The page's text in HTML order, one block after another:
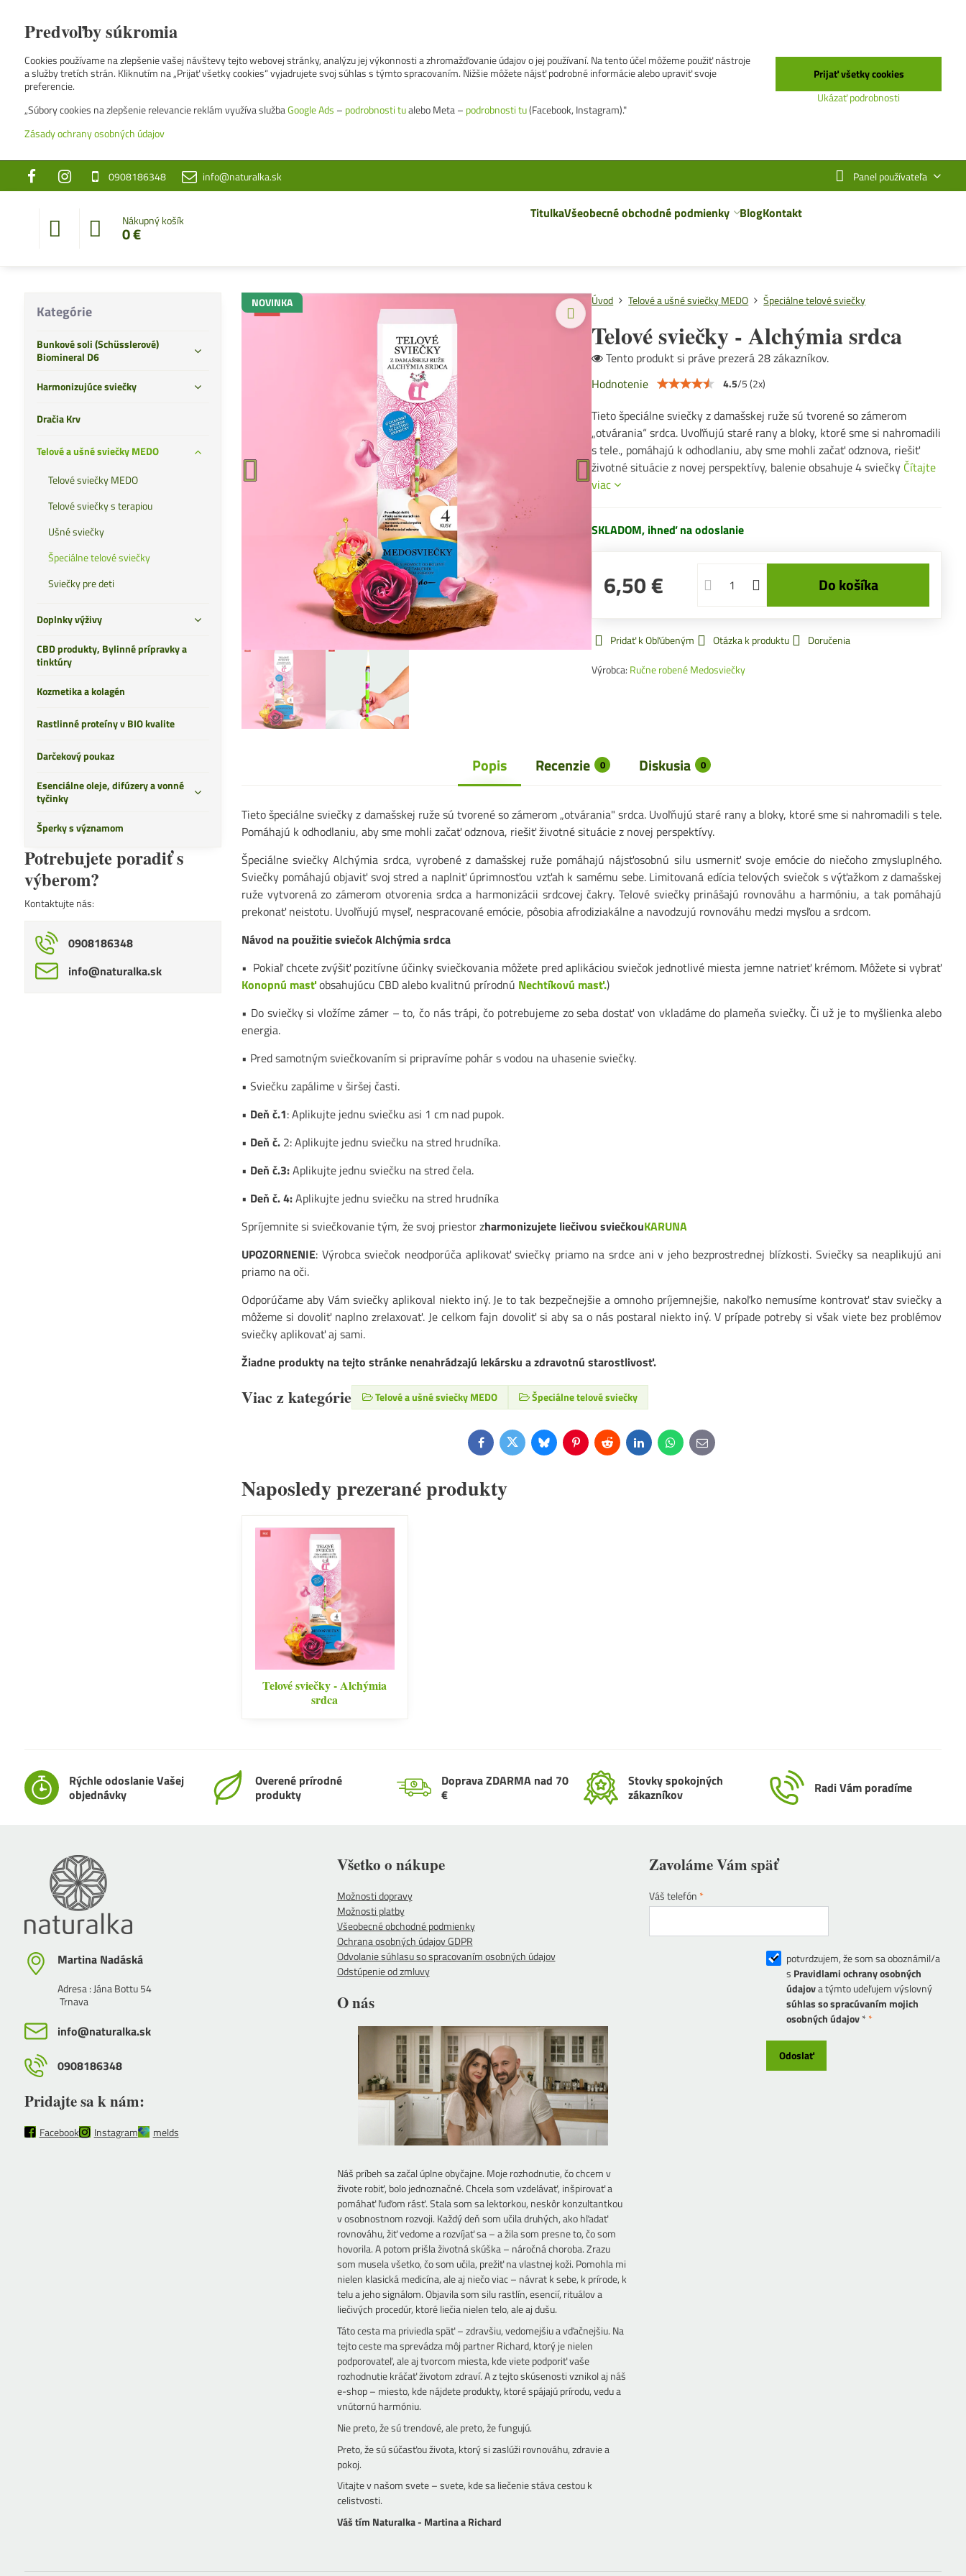
0908186348 info@naturalka.sk Panel používateľa
Nákupný košík
0 €
TitulkaVšeobecné obchodné podmienky BlogKontakt
NOVINKA Úvod Telové a ušné sviečky MEDO Špeciálne telové sviečky
Telové sviečky - Alchýmia srdca
Tento produkt si práve prezerá 28 zákazníkov.
Hodnotenie
4.5/5(2x)
Tieto špeciálne sviečky z damašskej ruže sú tvorené so zámerom
„otvárania“ srdca. Uvoľňujú staré rany a bloky, ktoré sme si nahromadili
s tele., pomáhajú k odhodlaniu, aby sme mohli začať odznova, riešiť
životné situácie z novej perspektívy, balenie obsahuje 4 sviečky Čítajte
viac
SKLADOM, ihneď na odoslanie
6,50 € Do košíka
Pridať k Obľúbeným Otázka k produktu
Doručenia
Výrobca: Ručne robené Medosviečky
Popis Recenzie 0 Diskusia 0
Tieto špeciálne sviečky z damašskej ruže sú tvorené so zámerom „otvárania" srdca. Uvoľňujú staré rany a bloky, ktoré sme si nahromadili s tele.
Pomáhajú k odhodlaniu, aby sme mohli začať odznova, riešiť životné situácie z novej perspektívy.
Špeciálne sviečky Alchýmia srdca, vyrobené z damašskej ruže pomáhajú nájsťosobnú silu usmerniť svoje emócie do niečoho zmysluplného.
Sviečky pomáhajú objaviť svoj stred a naplniť úprimnosťou vzťah k samému sebe. Limitovaná edícia telových sviečok s výťažkom z damašskej
ruže vytvorená zo zámerom otvorenia srdca a harmonizácii srdcovej čakry. Telové sviečky prinášajú rovnováhu a harmóniu, a tak pomáhajú
prekonať neistotu. Uvoľňujú myseľ, nespracované emócie, pôsobia afrodiziakálne a navodzujú rovnováhu medzi mysľou a srdcom.
Návod na použitie sviečok Alchýmia srdca
• Pokiaľ chcete zvýšiť pozitívne účinky sviečkovania môžete pred aplikáciou sviečok jednotlivé miesta jemne natrieť krémom. Môžete si vybrať
Konopnú masťobsahujúcu CBD alebo kvalitnú prírodnú Nechtíkovú masť.)
• Do sviečky si vložíme zámer – to, čo nás trápi, čo potrebujeme zo seba dostať von vkladáme do plameňa sviečky. Či už je to myšlienka alebo
energia.
• Pred samotným sviečkovaním si pripravíme pohár s vodou na uhasenie sviečky.
• Sviečku zapálime v širšej časti.
• Deň č.1: Aplikujte jednu sviečku asi 1 cm nad pupok.
• Deň č. 2: Aplikujte jednu sviečku na stred hrudníka.
• Deň č.3:Aplikujte jednu sviečku na stred čela.
• Deň č. 4:Aplikujte jednu sviečku na stred hrudníka
Spríjemnite si sviečkovanie tým, že svoj priestor zharmonizujete liečivou sviečkouKARUNA
UPOZORNENIE: Výrobca sviečok neodporúča aplikovať sviečky priamo na srdce ani v jeho bezprostrednej blízkosti. Sviečky sa neaplikujú ani
priamo na oči.
Odporúčame aby Vám sviečky aplikoval niekto iný. Je to tak bezpečnejšie a omnoho príjemnejšie, nakoľko nemusíme kontrovať stav sviečky a
môžeme si dovoliť naplno zrelaxovať. Je celkom fajn dovoliť si aby sa o nás postaral niekto iný. V prípade potreby si však viete bez problémov
sviečky aplikovať aj sami.
Žiadne produkty na tejto stránke nenahrádzajú lekársku a zdravotnú starostlivosť.
Viac z kategórie Telové a ušné sviečky MEDO Špeciálne telové sviečky
FacebookTwitterBlueskyPinterestRedditLinkedInWhatsApp
E-
mail
Naposledy prezerané produkty
Telové sviečky - Alchýmia
srdca
Kategórie
Bunkové soli (Schüsslerové)
Biomineral D6
Harmonizujúce sviečky
Dračia Krv
Telové a ušné sviečky MEDO
Telové sviečky MEDO
Telové sviečky s terapiou
Ušné sviečky
Špeciálne telové sviečky
Sviečky pre deti
Doplnky výživy
CBD produkty, Bylinné prípravky a
tinktúry
Kozmetika a kolagén
Rastlinné proteíny v BIO kvalite
Darčekový poukaz
Esenciálne oleje, difúzery a vonné
tyčinky
Šperky s významom
Potrebujete poradiť s
výberom?
Kontaktujte nás:
0908186348
info​@naturalka​.sk
Rýchle odoslanie Vašej
objednávky
Overené prírodné
produkty
Doprava ZDARMA nad 70
€
Stovky spokojných
zákazníkov
Radi Vám poradíme
Martina Nadáská
Adresa : Jána Bottu 54
Trnava
info​@naturalka​.sk
0908186348
Pridajte sa k nám:
Facebook Instagram melds
Všetko o nákupe
Možnosti dopravy
Možnosti platby
Všeobecné obchodné podmienky
Ochrana osobných údajov GDPR
Odvolanie súhlasu so spracovaním osobných údajov
Odstúpenie od zmluvy
O nás
Náš príbeh sa začal úplne obyčajne. Moje rozhodnutie, čo chcem v
živote robiť, bolo jednoznačné. Chcela som vzdelávať, inšpirovať a
pomáhať ľuďom rásť. Stala som sa lektorkou, neskôr konzultantkou
v osobnostnom rozvoji. Každý deň som učila druhých, ako hľadať
rovnováhu, žiť vedome a rozvíjať sa – a žila som presne to, čo som
hovorila. A potom prišla životná skúška – náročná choroba. Zrazu
som musela všetko, čo som učila, prežiť na vlastnej koži. Pomohla mi
nielen klasická medicína, ale aj niečo viac – návrat k sebe, k prírode, k
telu a jeho signálom. Objavila som silu rastlín, esencií, rituálov a
liečivých procedúr, ktoré liečia nielen telo, ale aj dušu.
Táto cesta ma priviedla späť – zdravšiu, vedomejšiu a vďačnejšiu. Na
tejto ceste ma sprevádza môj partner Richard, ktorý je nielen
podporovateľ, ale aj tvorcom miesta, kde viete podporiť vaše
rozhodnutie kráčať životom zdraví. A z tejto skúsenosti vznikol aj náš
e-shop – miesto, kde nájdete produkty, ktoré spájajú prírodu, vedu a
vnútornú harmóniu.
Nie preto, že sú trendové, ale preto, že fungujú.
Preto, že sú súčasťou života, ktorý si zaslúži rovnováhu, zdravie a
pokoj.
Vitajte v našom svete – svete, kde sa liečenie stáva cestou k
celistvosti.
Váš tím Naturalka - Martina a Richard
Zavoláme Vám späť
Váš telefón *
potvrdzujem, že som sa oboznámil/a
s Pravidlami ochrany osobných
údajova týmto udeľujem výslovný
súhlas so spracúvaním mojich
osobných údajov**
Odoslať
Predvoľby súkromia
Cookies používame na zlepšenie vašej návštevy tejto webovej stránky, analýzu jej výkonnosti a zhromažďovanie údajov o jej používaní. Na tento účel môžeme použiť nástroje
a služby tretích strán. Kliknutím na „Prijať všetky cookies“ vyjadrujete svoj súhlas s týmto spracovaním. Nižšie môžete nájsť podrobné informácie alebo upraviť svoje
preferencie.
„Súbory cookies na zlepšenie relevancie reklám využíva službaGoogle Ads – podrobnosti tualebo Meta – podrobnosti tu(Facebook, Instagram)."
Zásady ochrany osobných údajov
Ukázať podrobnosti
Prijať všetky cookies